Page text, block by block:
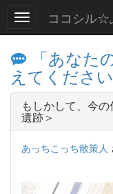
ココシル☆
「あな
えてください
もしかして、今
遺跡＞
あっちこっち散策人